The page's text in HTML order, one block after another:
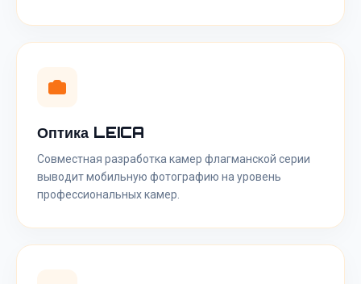
Оптика LEICA
Совместная разработка камер флагманской серии
выводит мобильную фотографию на уровень
профессиональных камер.